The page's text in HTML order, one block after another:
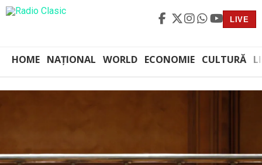
LIVE
HOME NAȚIONAL WORLD ECONOMIE CULTURĂ